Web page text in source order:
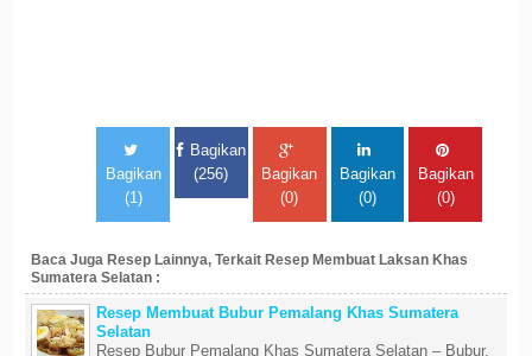
Bagikan
(1)
Bagikan
(256)
Bagikan
(0)
Bagikan
(0)
Bagikan
(0)
Baca Juga Resep Lainnya, Terkait Resep Membuat Laksan Khas
Sumatera Selatan :
Resep Membuat Bubur Pemalang Khas Sumatera
Selatan
Resep Bubur Pemalang Khas Sumatera Selatan – Bubur.